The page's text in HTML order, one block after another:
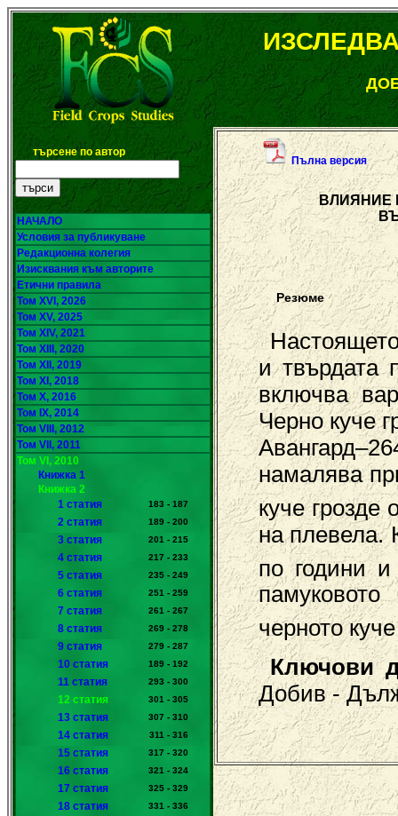
търсене по автор
НАЧАЛО
Условия за публикуване
Редакционна колегия
Изисквания към авторите
Етични правила
Том XVI, 2026
Том XV, 2025
Том XIV, 2021
Том XIII, 2020
Том XII, 2019
Том XI, 2018
Том X, 2016
Том IX, 2014
Том VIII, 2012
Том VII, 2011
Том VI, 2010
Книжка 1
Книжка 2
1 статия
183 - 187
2 статия 189 - 200
3 статия 201 - 215
4 статия 217 - 233
5 статия 235 - 249
6 статия 251 - 259
7 статия 261 - 267
8 статия 269 - 278
9 статия 279 - 287
10 статия 189 - 192
11 статия 293 - 300
12 статия 301 - 305
13 статия 307 - 310
14 статия 311 - 316
15 статия 317 - 320
16 статия 321 - 324
17 статия 325 - 329
18 статия 331 - 336
Пълна версия
ВЛИЯНИЕ
Резюме
и твърдата
включва
Черно куче
намалява
куче грозде
на плевела.
по години
черното
Ключови
Добив -